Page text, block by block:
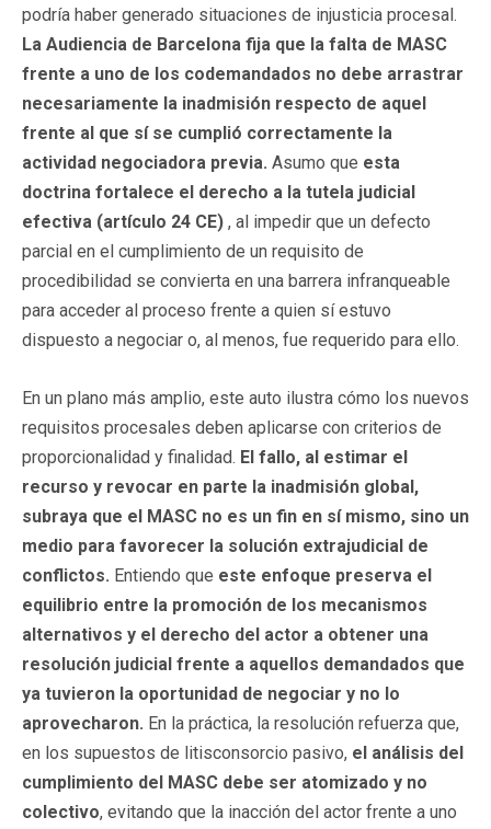
podría haber generado situaciones de injusticia procesal.
La Audiencia de Barcelona fija que la falta de MASC
frente a uno de los codemandados no debe arrastrar
necesariamente la inadmisión respecto de aquel
frente al que sí se cumplió correctamente la
actividad negociadora previa. Asumo que esta
doctrina fortalece el derecho a la tutela judicial
efectiva (artículo 24 CE) , al impedir que un defecto
parcial en el cumplimiento de un requisito de
procedibilidad se convierta en una barrera infranqueable
para acceder al proceso frente a quien sí estuvo
dispuesto a negociar o, al menos, fue requerido para ello.
En un plano más amplio, este auto ilustra cómo los nuevos
requisitos procesales deben aplicarse con criterios de
proporcionalidad y finalidad. El fallo, al estimar el
recurso y revocar en parte la inadmisión global,
subraya que el MASC no es un fin en sí mismo, sino un
medio para favorecer la solución extrajudicial de
conflictos. Entiendo que este enfoque preserva el
equilibrio entre la promoción de los mecanismos
alternativos y el derecho del actor a obtener una
resolución judicial frente a aquellos demandados que
ya tuvieron la oportunidad de negociar y no lo
aprovecharon. En la práctica, la resolución refuerza que,
en los supuestos de litisconsorcio pasivo, el análisis del
cumplimiento del MASC debe ser atomizado y no
colectivo, evitando que la inacción del actor frente a uno